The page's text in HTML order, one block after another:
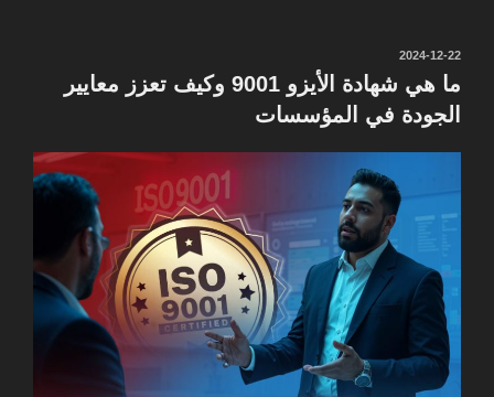
نُشر
في
2024-12-22
ما هي شهادة الأيزو 9001 وكيف تعزز معايير
الجودة في المؤسسات